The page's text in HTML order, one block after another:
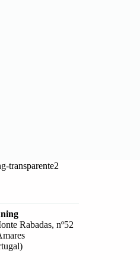
Rabadas, nº52